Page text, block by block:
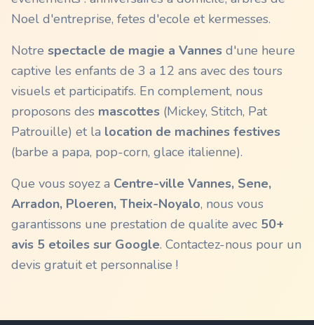
Noel d'entreprise, fetes d'ecole et kermesses.
Notre spectacle de magie a Vannes d'une heure
captive les enfants de 3 a 12 ans avec des tours
visuels et participatifs. En complement, nous
proposons des mascottes (Mickey, Stitch, Pat
Patrouille) et la location de machines festives
(barbe a papa, pop-corn, glace italienne).
Que vous soyez a Centre-ville Vannes, Sene,
Arradon, Ploeren, Theix-Noyalo, nous vous
garantissons une prestation de qualite avec 50+
avis 5 etoiles sur Google. Contactez-nous pour un
devis gratuit et personnalise !